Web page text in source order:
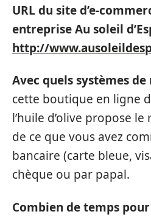
URL du site d’e-
entreprise Au soleil
http://
Avec quels systèmes
cette boutique en ligne
l’huile d’olive propose
de ce que vous avez
bancaire (carte bleue,
chèque ou par papal.
Combien de temps